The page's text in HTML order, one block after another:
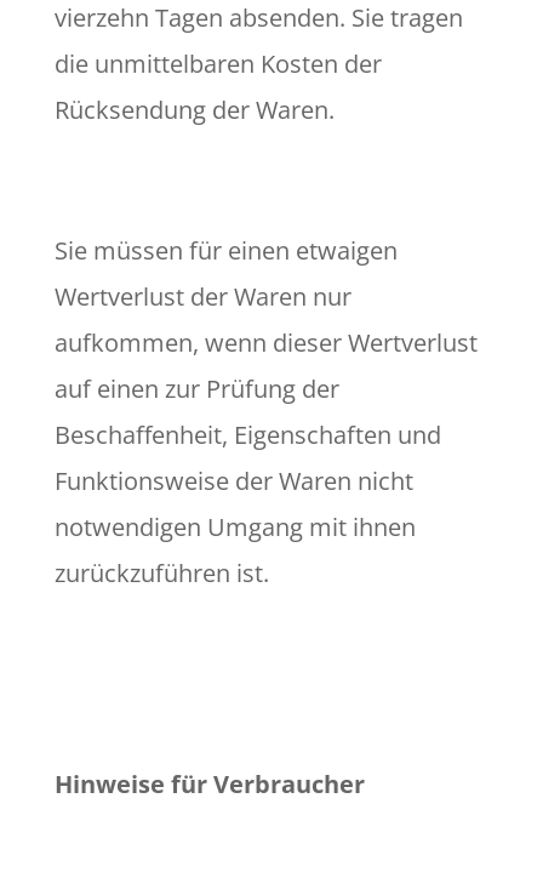
vierzehn Tagen absenden. Sie tragen
die unmittelbaren Kosten der
Rücksendung der Waren.
Sie müssen für einen etwaigen
Wertverlust der Waren nur
aufkommen, wenn dieser Wertverlust
auf einen zur Prüfung der
Beschaffenheit, Eigenschaften und
Funktionsweise der Waren nicht
notwendigen Umgang mit ihnen
zurückzuführen ist.
Hinweise für Verbraucher